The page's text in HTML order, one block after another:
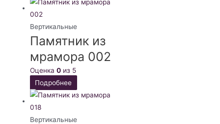
Вертикальные
Памятник из
мрамора 002
Оценка0 из 5
Подробнее
Вертикальные